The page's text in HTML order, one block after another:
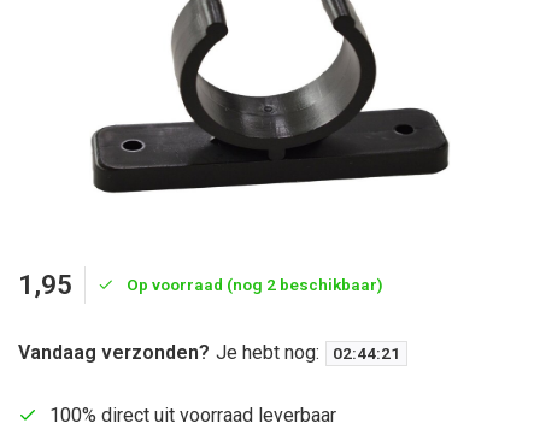
1,95 Op voorraad (nog 2 beschikbaar)
Vandaag verzonden? Je hebt nog: 02:44:20
100% direct uit voorraad leverbaar